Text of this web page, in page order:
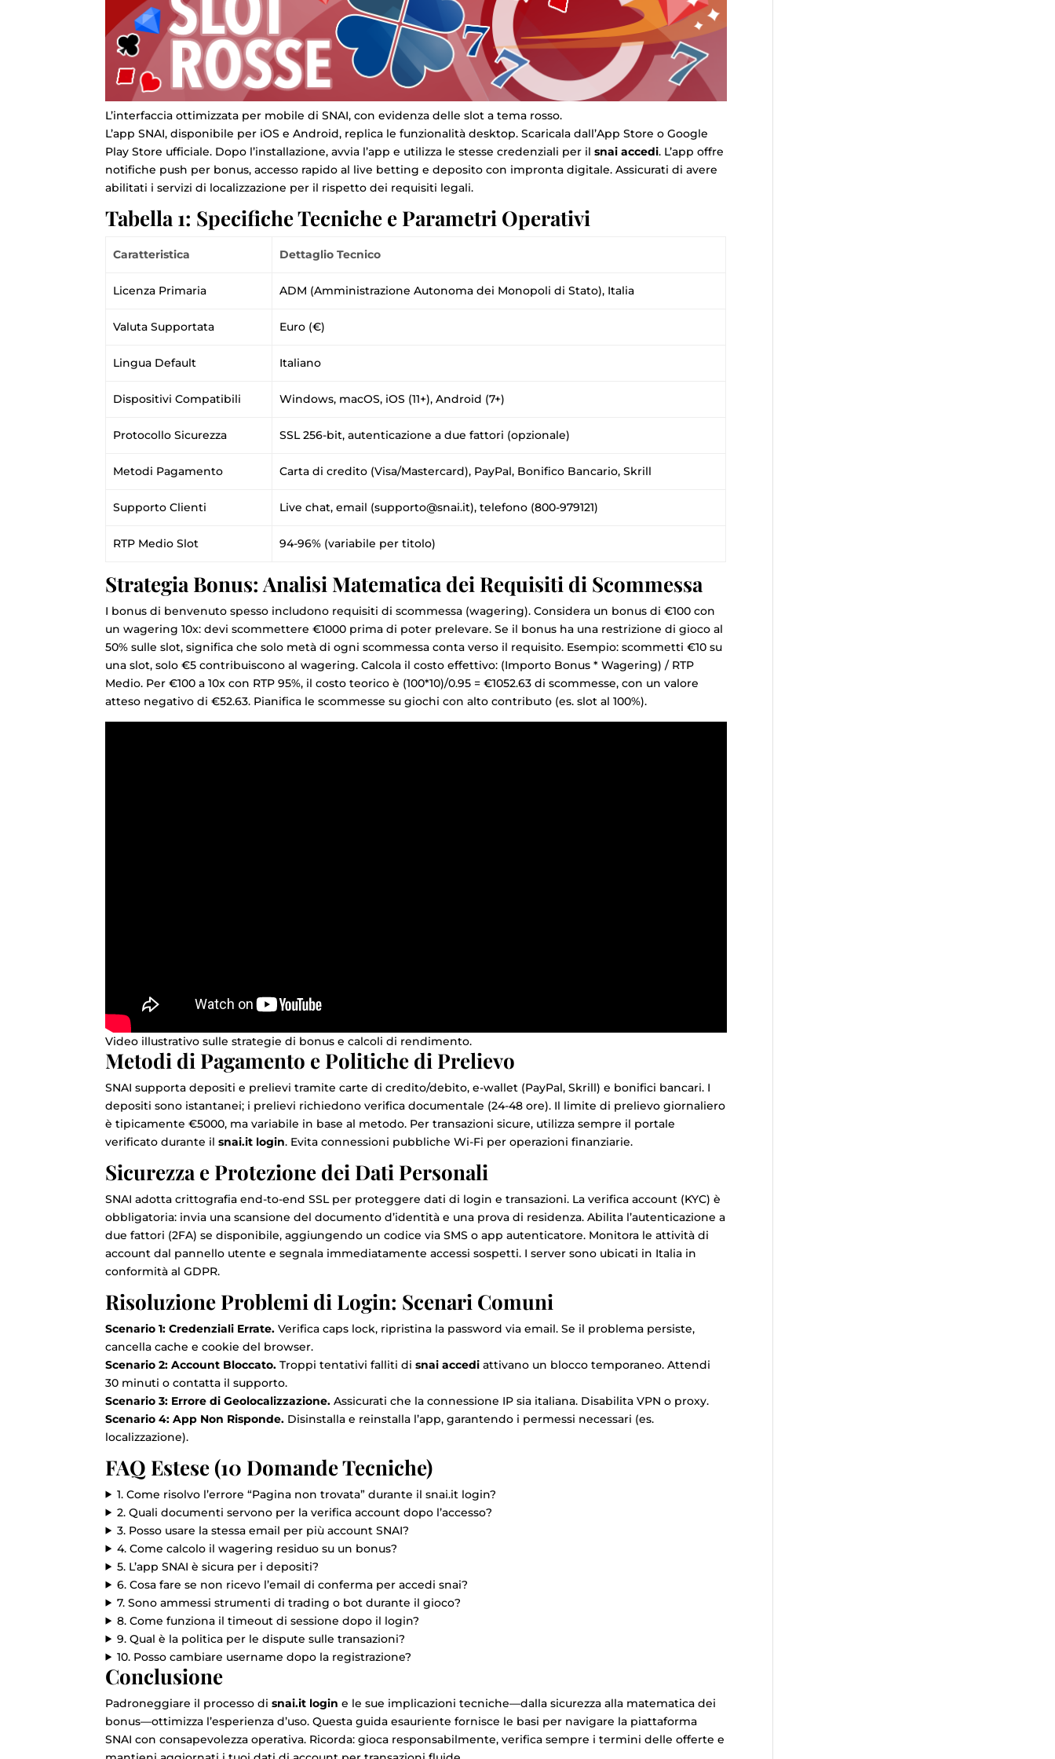
L’interfaccia ottimizzata per mobile di SNAI, con evidenza delle slot a tema rosso.
L’app SNAI, disponibile per iOS e Android, replica le funzionalità desktop. Scaricala dall’App Store o Google
Play Store ufficiale. Dopo l’installazione, avvia l’app e utilizza le stesse credenziali per ilsnai accedi. L’app offre
notifiche push per bonus, accesso rapido al live betting e deposito con impronta digitale. Assicurati di avere
abilitati i servizi di localizzazione per il rispetto dei requisiti legali.
Tabella 1: Specifiche Tecniche e Parametri Operativi
Caratteristica Dettaglio Tecnico
Licenza Primaria ADM (Amministrazione Autonoma dei Monopoli di Stato), Italia
Valuta Supportata Euro (€)
Lingua Default Italiano
Dispositivi Compatibili Windows, macOS, iOS (11+), Android (7+)
Protocollo Sicurezza SSL 256-bit, autenticazione a due fattori (opzionale)
Metodi Pagamento Carta di credito (Visa/Mastercard), PayPal, Bonifico Bancario, Skrill
Supporto Clienti Live chat, email (supporto@snai.it), telefono (800-979121)
RTP Medio Slot 94-96% (variabile per titolo)
Strategia Bonus: Analisi Matematica dei Requisiti di Scommessa
I bonus di benvenuto spesso includono requisiti di scommessa (wagering). Considera un bonus di €100 con
un wagering 10x: devi scommettere €1000 prima di poter prelevare. Se il bonus ha una restrizione di gioco al
50% sulle slot, significa che solo metà di ogni scommessa conta verso il requisito. Esempio: scommetti €10 su
una slot, solo €5 contribuiscono al wagering. Calcola il costo effettivo: (Importo Bonus * Wagering) / RTP
Medio. Per €100 a 10x con RTP 95%, il costo teorico è (100*10)/0.95 = €1052.63 di scommesse, con un valore
atteso negativo di €52.63. Pianifica le scommesse su giochi con alto contributo (es. slot al 100%).
Video illustrativo sulle strategie di bonus e calcoli di rendimento.
Metodi di Pagamento e Politiche di Prelievo
SNAI supporta depositi e prelievi tramite carte di credito/debito, e-wallet (PayPal, Skrill) e bonifici bancari. I
depositi sono istantanei; i prelievi richiedono verifica documentale (24-48 ore). Il limite di prelievo giornaliero
è tipicamente €5000, ma variabile in base al metodo. Per transazioni sicure, utilizza sempre il portale
verificato durante ilsnai.it login. Evita connessioni pubbliche Wi-Fi per operazioni finanziarie.
Sicurezza e Protezione dei Dati Personali
SNAI adotta crittografia end-to-end SSL per proteggere dati di login e transazioni. La verifica account (KYC) è
obbligatoria: invia una scansione del documento d’identità e una prova di residenza. Abilita l’autenticazione a
due fattori (2FA) se disponibile, aggiungendo un codice via SMS o app autenticatore. Monitora le attività di
account dal pannello utente e segnala immediatamente accessi sospetti. I server sono ubicati in Italia in
conformità al GDPR.
Risoluzione Problemi di Login: Scenari Comuni
Scenario 1: Credenziali Errate. Verifica caps lock, ripristina la password via email. Se il problema persiste,
cancella cache e cookie del browser.
Scenario 2: Account Bloccato. Troppi tentativi falliti disnai accedi attivano un blocco temporaneo. Attendi
30 minuti o contatta il supporto.
Scenario 3: Errore di Geolocalizzazione. Assicurati che la connessione IP sia italiana. Disabilita VPN o proxy.
Scenario 4: App Non Risponde. Disinstalla e reinstalla l’app, garantendo i permessi necessari (es.
localizzazione).
FAQ Estese (10 Domande Tecniche)
1. Come risolvo l’errore “Pagina non trovata” durante il snai.it login?
2. Quali documenti servono per la verifica account dopo l’accesso?
3. Posso usare la stessa email per più account SNAI?
4. Come calcolo il wagering residuo su un bonus?
5. L’app SNAI è sicura per i depositi?
6. Cosa fare se non ricevo l’email di conferma per accedi snai?
7. Sono ammessi strumenti di trading o bot durante il gioco?
8. Come funziona il timeout di sessione dopo il login?
9. Qual è la politica per le dispute sulle transazioni?
10. Posso cambiare username dopo la registrazione?
Conclusione
Padroneggiare il processo disnai.it login e le sue implicazioni tecniche—dalla sicurezza alla matematica dei
bonus—ottimizza l’esperienza d’uso. Questa guida esauriente fornisce le basi per navigare la piattaforma
SNAI con consapevolezza operativa. Ricorda: gioca responsabilmente, verifica sempre i termini delle offerte e